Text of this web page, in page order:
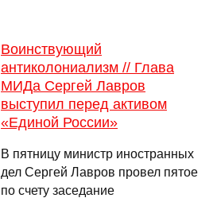
Воинствующий
антиколониализм // Глава
МИДа Сергей Лавров
выступил перед активом
«Единой России»
В пятницу министр иностранных
дел Сергей Лавров провел пятое
по счету заседание